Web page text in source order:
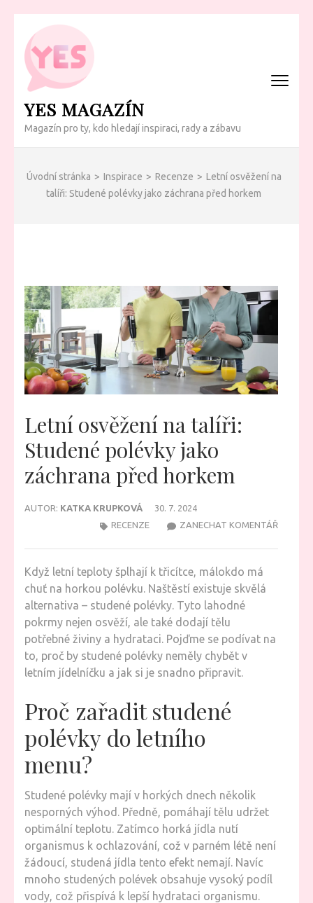
Přeskočit
obsah
(Enter)
YES MAGAZÍN
Magazín pro ty, kdo hledají inspiraci, rady a zábavu
Úvodní stránka > Inspirace > Recenze > Letní osvěžení na
talíři: Studené polévky jako záchrana před horkem
Letní osvěžení na talíři:
Studené polévky jako
záchrana před horkem
AUTOR: KATKA KRUPKOVÁ
30. 7. 2024
ZANECHAT KOMENTÁŘNA
RECENZE
Když letní teploty šplhají k třicítce, málokdo má
chuť na horkou polévku. Naštěstí existuje skvělá
alternativa – studené polévky. Tyto lahodné
pokrmy nejen osvěží, ale také dodají tělu
potřebné živiny a hydrataci. Pojďme se podívat na
to, proč by studené polévky neměly chybět v
letním jídelníčku a jak si je snadno připravit.
Proč zařadit studené
polévky do letního
menu?
Studené polévky mají v horkých dnech několik
nesporných výhod. Předně, pomáhají tělu udržet
optimální teplotu. Zatímco horká jídla nutí
organismus k ochlazování, což v parném létě není
žádoucí, studená jídla tento efekt nemají. Navíc
mnoho studených polévek obsahuje vysoký podíl
vody, což přispívá k lepší hydrataci organismu.